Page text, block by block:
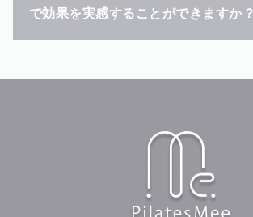
で効果を実感することができますか？